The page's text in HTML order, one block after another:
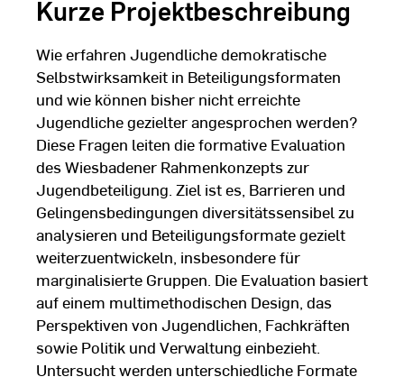
Kurze Projektbeschreibung
Wie erfahren Jugendliche demokratische
Selbstwirksamkeit in Beteiligungsformaten
und wie können bisher nicht erreichte
Jugendliche gezielter angesprochen werden?
Diese Fragen leiten die formative Evaluation
des Wiesbadener Rahmenkonzepts zur
Jugendbeteiligung. Ziel ist es, Barrieren und
Gelingensbedingungen diversitätssensibel zu
analysieren und Beteiligungsformate gezielt
weiterzuentwickeln, insbesondere für
marginalisierte Gruppen. Die Evaluation basiert
auf einem multimethodischen Design, das
Perspektiven von Jugendlichen, Fachkräften
sowie Politik und Verwaltung einbezieht.
Untersucht werden unterschiedliche Formate